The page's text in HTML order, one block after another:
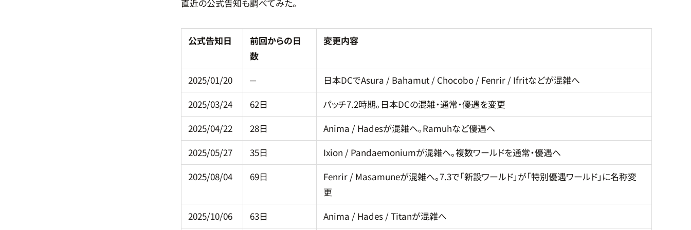
直近の公式告知も調べてみた。
公式告知日
前回からの日
数
変更内容
2025/01/20 ─
日本DCでAsura / Bahamut / Chocobo / Fenrir / Ifritなどが混雑へ
2025/03/24
62日
パッチ7.2時期。日本DCの混雑・通常・優遇を変更
2025/04/22
28日
Anima / Hadesが混雑へ。Ramuhなど優遇へ
2025/05/27
35日
Ixion / Pandaemoniumが混雑へ。複数ワールドを通常・優遇へ
2025/08/04
69日
Fenrir / Masamuneが混雑へ。7.3で「新設ワールド」が「特別優遇ワールド」に名称変
更
2025/10/06
63日 Anima / Hades / Titanが混雑へ